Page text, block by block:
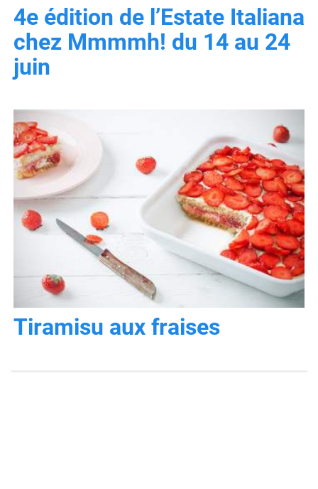
4e édition de l’Estate Italiana
chez Mmmmh! du 14 au 24
juin
Tiramisu aux fraises